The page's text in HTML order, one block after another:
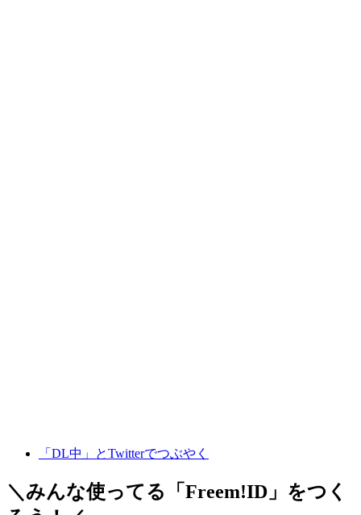
「DL中」とTwitterでつぶやく
＼みんな使ってる「 Freem!ID 」をつく